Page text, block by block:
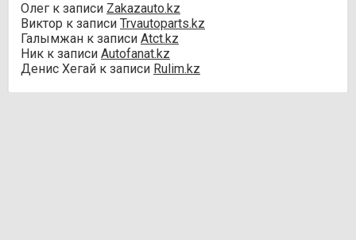
Олег к записи Zakazauto.kz
Виктор к записи Trvautoparts.kz
Галымжан к записи Atct.kz
Ник к записи Autofanat.kz
Денис Хегай к записи Rulim.kz